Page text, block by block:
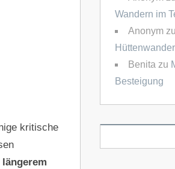
kritische
Wandern im
Anonym
Benita zu
Besteigung